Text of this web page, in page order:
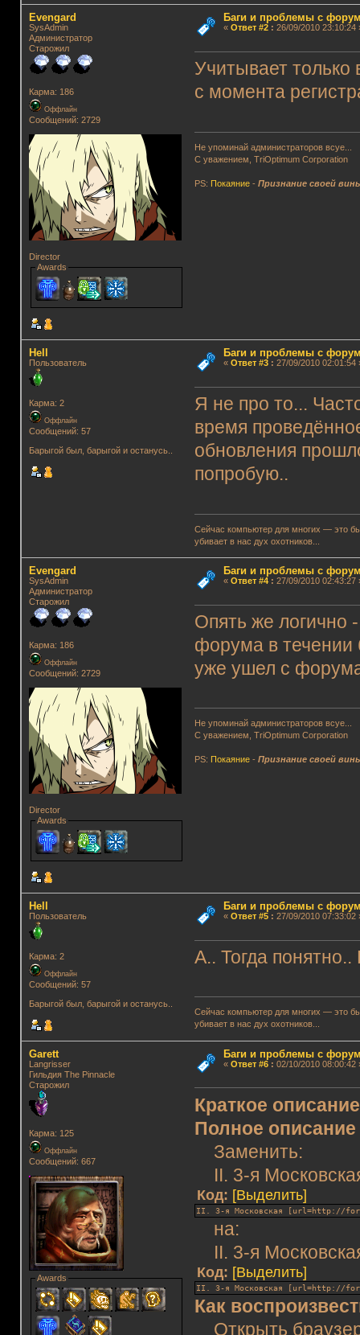
Evengard
SysAdmin
Администратор
Старожил
Карма: 186
Оффлайн
Сообщений: 2729
Director
Awards
Баги и проблемы с
« Ответ #2: 26/09/2010 23:10:24
Учитывает
с момента
Не упоминай администраторов всуе...
С уважением, TriOptimum Corporation
PS: Покаяние -Признание своей
Hell
Пользователь
Карма: 2
Оффлайн
Сообщений: 57
Барыгой был, барыгой и останусь..
Баги и проблемы с
« Ответ #3: 27/09/2010 02:01:54
Я не про то...
время
обновления
попробую..
Сейчас компьютер для многих — это
убивает в нас дух охотников...
Evengard
SysAdmin
Администратор
Старожил
Карма: 186
Оффлайн
Сообщений: 2729
Director
Awards
Баги и проблемы с
« Ответ #4: 27/09/2010 02:43:27
Опять же логично
форума в течении
уже ушел с
Не упоминай администраторов всуе...
С уважением, TriOptimum Corporation
PS: Покаяние -Признание своей
Hell
Пользователь
Карма: 2
Оффлайн
Сообщений: 57
Барыгой был, барыгой и останусь..
Баги и проблемы с
« Ответ #5: 27/09/2010 07:33:02
А.. Тогда
Сейчас компьютер для многих — это
убивает в нас дух охотников...
Garett
Langrisser
Гильдия The Pinnacle
Старожил
Карма: 125
Оффлайн
Сообщений: 667
Awards
Баги и проблемы с
« Ответ #6: 02/10/2010 08:00:42
Краткое
Полное
Заменить:
II. 3-я
Код: [Выделить]
II. 3-я Московская [url=http://
на:
II. 3-я
Код: [Выделить]
II. 3-я Московская [url=http://
Как
Открыть